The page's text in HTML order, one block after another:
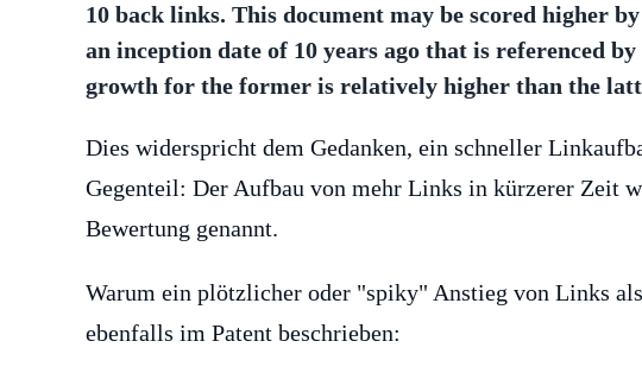
10 back links. This document may be scored higher
an inception date of 10 years ago that is referenced
growth for the former is relatively higher than the
Dies widerspricht dem Gedanken, ein schneller
Gegenteil: Der Aufbau von mehr Links in kürzerer Zeit
Bewertung genannt.
Warum ein plötzlicher oder "spiky" Anstieg von Links
ebenfalls im Patent beschrieben: